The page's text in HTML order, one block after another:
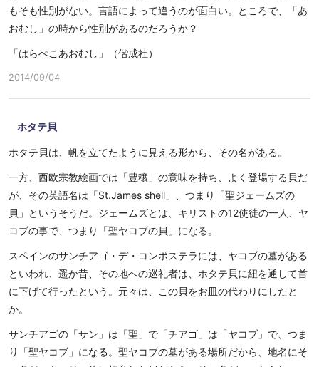
もそも性別がない。言語によって違うのが面白い。ところで、「あ
おむし」の時から性別があるのだろうか？
「はらぺこあおむし」（偕成社）
2014/09/04
ホタテ貝
ホタテ貝は、帆を立てたように見える形から、その名がある。
一方、西欧宗教絵画では「豊穣」の意味を持ち、よく登場する貝だ
が、その英語名は「St.James shell」、つまり「聖ジェームズの
貝」というそうだ。ジェームズとは、キリストの12使徒の一人、ヤ
コブの事で、つまり「聖ヤコブの貝」になる。
スペインのサンチアゴ・デ・コンポステラには、ヤコブの墓がある
といわれ、遥か昔、その地への巡礼者は、ホタテ貝に紐を通して首
に下げて行ったという。元々は、この貝をお皿の代わりにしたと
か。
サンチアゴの「サン」は「聖」で「チアゴ」は「ヤコブ」で、つま
り「聖ヤコブ」になる。聖ヤコブの墓がある場所だから、地名にそ